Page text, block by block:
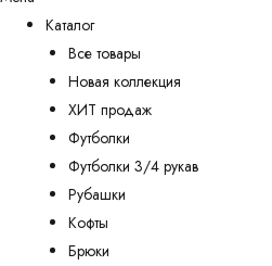
Каталог
Все товары
Новая коллекция
ХИТ продаж
Футболки
Футболки 3/4 рукав
Рубашки
Кофты
Брюки